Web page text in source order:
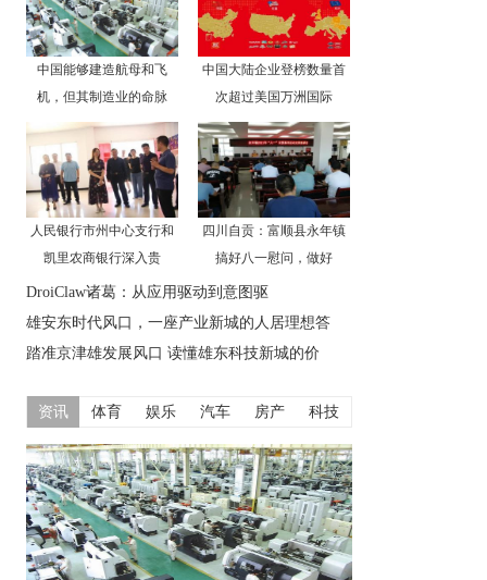
中国能够建造航母和飞
机，但其制造业的命脉
中国大陆企业登榜数量首
次超过美国万洲国际
人民银行市州中心支行和
凯里农商银行深入贵
四川自贡：富顺县永年镇
搞好八一慰问，做好
DroiClaw诸葛：从应用驱动到意图驱
雄安东时代风口，一座产业新城的人居理想答
踏准京津雄发展风口 读懂雄东科技新城的价
资讯 体育 娱乐 汽车 房产 科技